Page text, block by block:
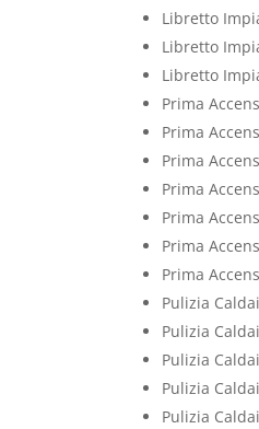
Libretto
Libretto
Libretto
Prima
Prima
Prima
Prima
Prima
Prima
Prima
Pulizia
Pulizia
Pulizia
Pulizia
Pulizia